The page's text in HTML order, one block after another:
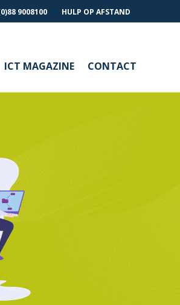
9008100 HULP OP AFSTAND
ICT MAGAZINE CONTACT